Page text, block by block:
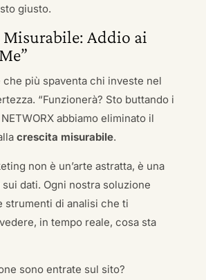
giusto.
Misurabile: Addio ai
che più spaventa chi investe nel
“Funzionerà? Sto buttando i
abbiamo eliminato il
crescita misurabile.
non è un’arte astratta, è una
sui dati. Ogni nostra soluzione
strumenti di analisi che ti
in tempo reale, cosa sta
sono entrate sul sito?